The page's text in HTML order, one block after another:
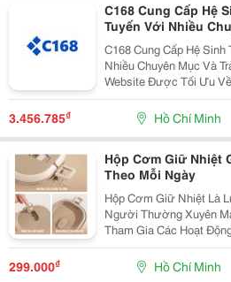
C168 Cung Cấp Hệ
Tuyến Với Nhiều
Trên Đa Nền Tảng.
Hiệu Năng, Giúp
Chóng Và Thuận
C168 Cung Cấp Hệ Sinh
Nhiều Chuyên Mục Và
Website Được Tối Ưu
Truy Cập Nhanh Chóng
3.456.785₫ Hồ Chí Minh
Hộp Cơm Giữ Nhiệt
Theo Mỗi Ngày
Hộp Cơm Giữ Nhiệt Là
Người Thường Xuyên
Tham Gia Các Hoạt
Lợi, Sản Phẩm Giúp
Đơn Giản Hơn, Đồng
Trong...
299.000₫ Hồ Chí Minh